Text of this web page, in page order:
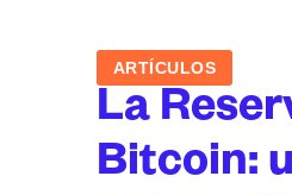
ARTÍCULOS
La
Bitcoin: